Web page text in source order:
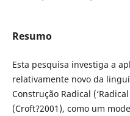
Resumo
Esta pesquisa investiga a
relativamente novo da
Construção Radical
(Croft?2001), como um